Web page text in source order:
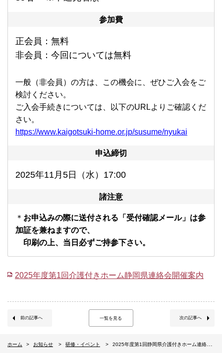
参加費
正会員：無料
非会員：今回については無料
一般（非会員）の方は、この機会に、ぜひご入会をご
検討ください。
ご入会手続きについては、以下のURLよりご確認くだ
さい。
https://www.kaigotsuki-home.or.jp/susume/nyukai
申込締切
2025年11月5日（水）17:00
諸注意
＊ お申込みの際に送付される「受付確認メール」は参
加証を兼ねますので、
印刷の上、当日必ずご持参下さい。
2025年度第1回介護付きホーム静岡県連絡会開催案内
前の記事へ 一覧を見る 次の記事へ
ホーム お知らせ 研修・イベント 2025年度第1回静岡県介護付きホーム連絡会～入居者紹介／外国人スタッフの活用と支援体制等について～（11/7静岡県三島市）